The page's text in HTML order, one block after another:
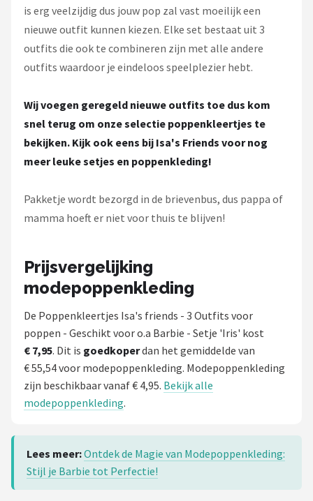
is erg veelzijdig dus jouw pop zal vast moeilijk een
nieuwe outfit kunnen kiezen. Elke set bestaat uit 3
outfits die ook te combineren zijn met alle andere
outfits waardoor je eindeloos speelplezier hebt.
Wij voegen geregeld nieuwe outfits toe dus kom
snel terug om onze selectie poppenkleertjes te
bekijken. Kijk ook eens bij Isa's Friends voor nog
meer leuke setjes en poppenkleding!
Pakketje wordt bezorgd in de brievenbus, dus pappa of
mamma hoeft er niet voor thuis te blijven!
Prijsvergelijking
modepoppenkleding
De Poppenkleertjes Isa's friends - 3 Outfits voor
poppen - Geschikt voor o.a Barbie - Setje 'Iris' kost
€ 7,95. Dit is goedkoperdan het gemiddelde van
€ 55,54 voor modepoppenkleding. Modepoppenkleding
zijn beschikbaar vanaf € 4,95. Bekijk alle
modepoppenkleding.
Lees meer:Ontdek de Magie van Modepoppenkleding:
Stijl je Barbie tot Perfectie!